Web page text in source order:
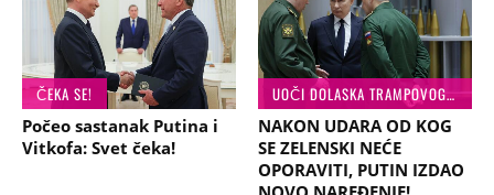
ČEKA SE!
Počeo sastanak Putina i
Vitkofa: Svet čeka!
UOČI DOLASKA TRAMPOVOG IZASLANIKA
NAKON UDARA OD KOG
SE ZELENSKI NEĆE
OPORAVITI, PUTIN IZDAO